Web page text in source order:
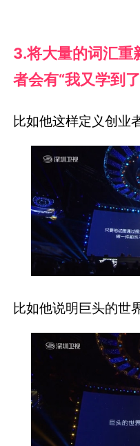
3.将大量的词汇重
者会有“我又学到
比如他这样定义创业
比如他说明巨头的世